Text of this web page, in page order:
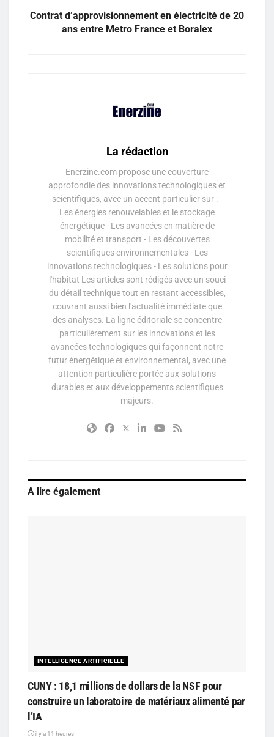
Contrat d’approvisionnement en électricité de 20
ans entre Metro France et Boralex
La rédaction
Enerzine.com propose une couverture
approfondie des innovations technologiques et
scientifiques, avec un accent particulier sur : -
Les énergies renouvelables et le stockage
énergétique - Les avancées en matière de
mobilité et transport - Les découvertes
scientifiques environnementales - Les
innovations technologiques - Les solutions pour
l'habitat Les articles sont rédigés avec un souci
du détail technique tout en restant accessibles,
couvrant aussi bien l'actualité immédiate que
des analyses. La ligne éditoriale se concentre
particulièrement sur les innovations et les
avancées technologiques qui façonnent notre
futur énergétique et environnemental, avec une
attention particulière portée aux solutions
durables et aux développements scientifiques
majeurs.
A lire également
INTELLIGENCE ARTIFICIELLE
CUNY : 18,1 millions de dollars de la NSF pour
construire un laboratoire de matériaux alimenté par
l’IA
il y a 11 heures